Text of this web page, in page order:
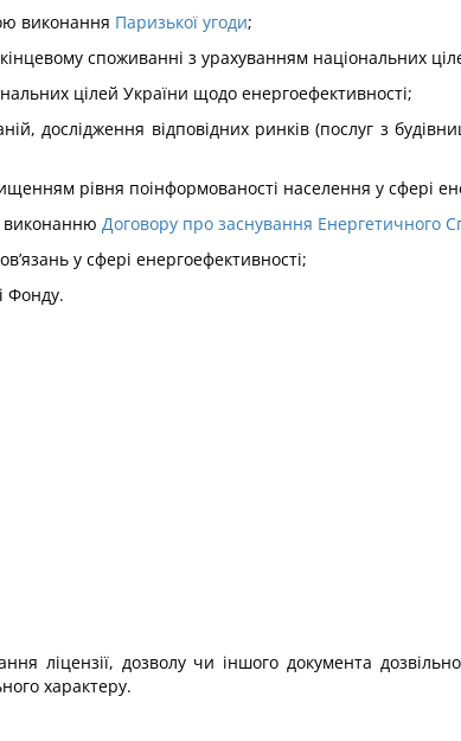
виконання Паризької угоди;
споживанні з урахуванням національних
цілей України щодо енергоефективності;
дослідження відповідних ринків (послуг з
рівня поінформованості населення у сфері
Договору про заснування Енергетичного
у сфері енергоефективності;
Фонду.
ліцензії, дозволу чи іншого документа
характеру.